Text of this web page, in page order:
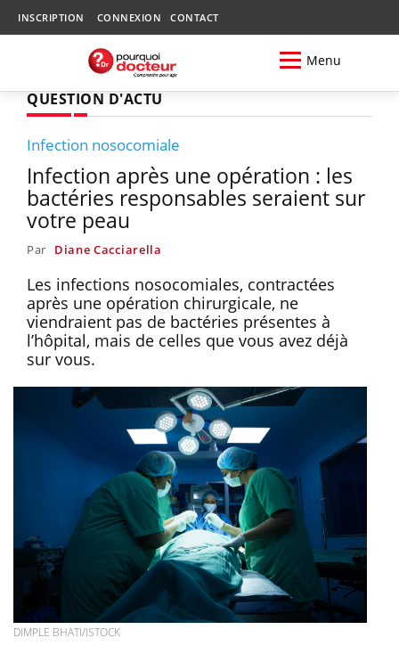
INSCRIPTION CONNEXION CONTACT
Menu
QUESTION D'ACTU
Infection nosocomiale
Infection après une opération : les
bactéries responsables seraient sur
votre peau
Par Diane Cacciarella
Les infections nosocomiales, contractées
après une opération chirurgicale, ne
viendraient pas de bactéries présentes à
l’hôpital, mais de celles que vous avez déjà
sur vous.
DIMPLE BHATI/ISTOCK